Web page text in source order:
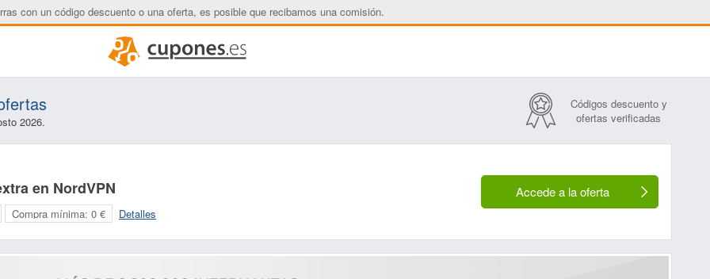
con un código descuento o una oferta, es posible que recibamos una comisión.
2026.
Códigos descuento y
ofertas verificadas
en NordVPN Accede a la oferta
Compra mínima: 0 € Detalles